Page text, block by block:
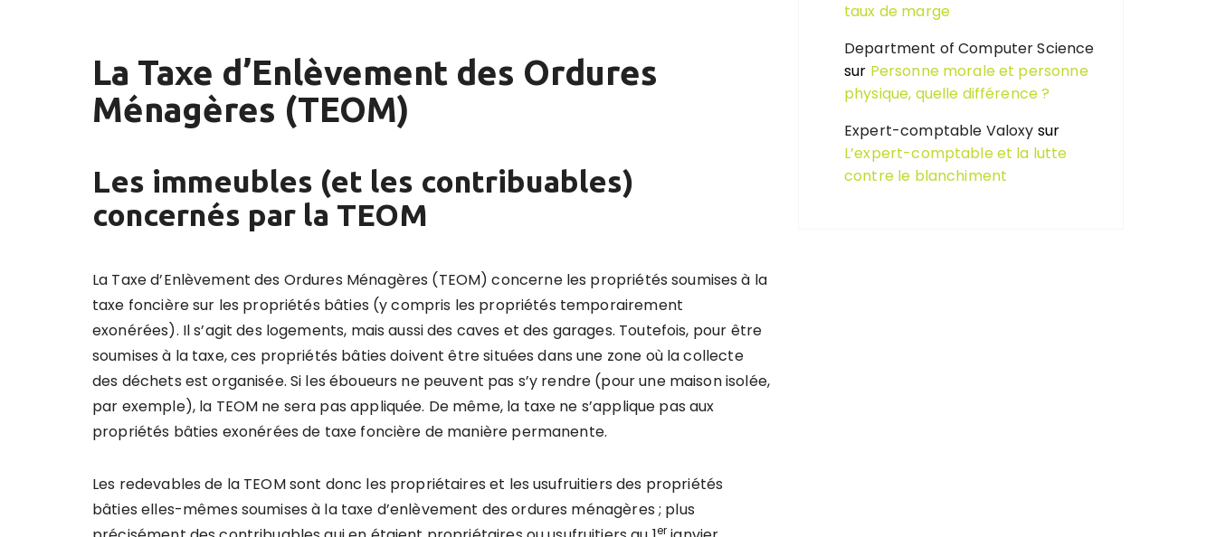
La Taxe d’Enlèvement des Ordures
Ménagères (TEOM)
Les immeubles (et les contribuables)
concernés par la TEOM
La Taxe d’Enlèvement des Ordures Ménagères (TEOM) concerne les propriétés soumises à la
taxe foncière sur les propriétés bâties (y compris les propriétés temporairement
exonérées). Il s’agit des logements, mais aussi des caves et des garages. Toutefois, pour être
soumises à la taxe, ces propriétés bâties doivent être situées dans une zone où la collecte
des déchets est organisée. Si les éboueurs ne peuvent pas s’y rendre (pour une maison isolée,
par exemple), la TEOM ne sera pas appliquée. De même, la taxe ne s’applique pas aux
propriétés bâties exonérées de taxe foncière de manière permanente.
Les redevables de la TEOM sont donc les propriétaires et les usufruitiers des propriétés
bâties elles-mêmes soumises à la taxe d’enlèvement des ordures ménagères ; plus
er
taux de marge
Department of Computer Science
sur Personne morale et personne
physique, quelle différence ?
Expert-comptable Valoxy sur
L’expert-comptable et la lutte
contre le blanchiment